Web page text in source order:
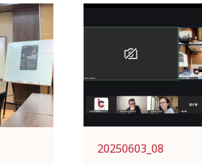
20250603_08